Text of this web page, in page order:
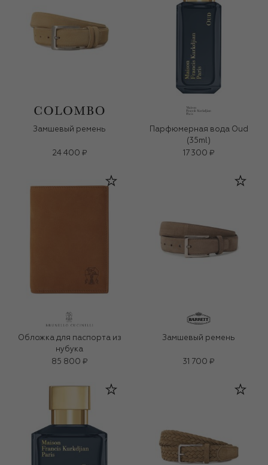
Замшевый ремень
24 400 ₽
Парфюмерная вода Oud
(35ml)
17 300 ₽
Обложка для паспорта из
нубука
85 800 ₽
Замшевый ремень
31 700 ₽